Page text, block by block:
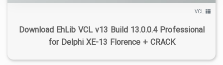
VCL
Download EhLib VCL v13 Build 13.0.0.4 Professional
for Delphi XE-13 Florence + CRACK